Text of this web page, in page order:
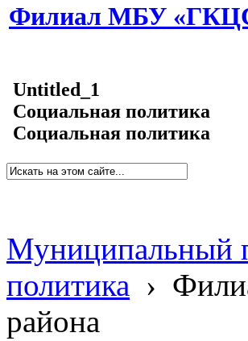
Филиал МБУ
Untitled_1
Социальная политика
Социальная политика
Муниципальный
политика ›
района